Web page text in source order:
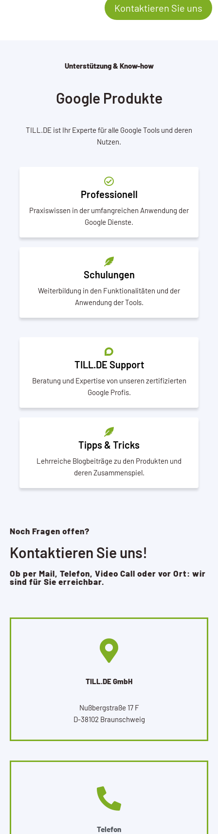
Kontaktieren Sie uns
Unterstützung & Know-how
Google Produkte
TILL.DE ist Ihr Experte für alle Google Tools und deren
Nutzen.
Professionell
Praxiswissen in der umfangreichen Anwendung der
Google Dienste.
Schulungen
Weiterbildung in den Funktionalitäten und der
Anwendung der Tools.
TILL.DE Support
Beratung und Expertise von unseren zertifizierten
Google Profis.
Tipps & Tricks
Lehrreiche Blogbeiträge zu den Produkten und
deren Zusammenspiel.
Noch Fragen offen?
Kontaktieren Sie uns!
Ob per Mail, Telefon, Video Call oder vor Ort: wir
sind für Sie erreichbar.
TILL.DE GmbH
Nußbergstraße 17 F
D-38102 Braunschweig
Telefon